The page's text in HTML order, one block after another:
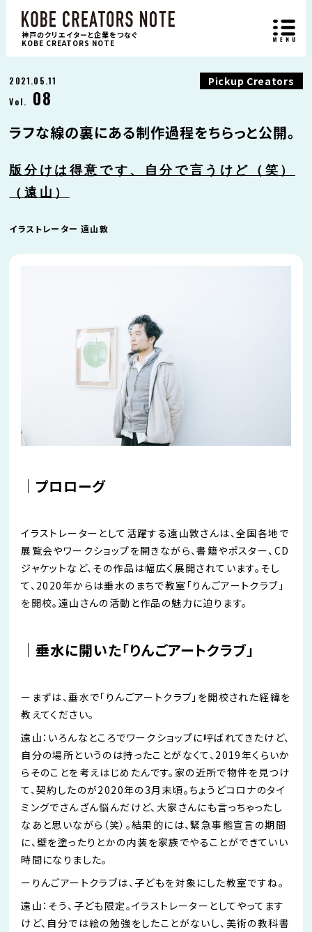
神戸のクリエイターと企業をつなぐ
KOBE CREATORS NOTE
Pickup Creators
2021.05.11
Vol.
08
ラフな線の裏にある制作過程をちらっと公開。
版分けは得意です、自分で言うけど（笑）
（遠山）
イラストレーター 遠山敦
｜プロローグ
イラストレーターとして活躍する遠山敦さんは、全国各地で
展覧会やワークショップを開きながら、書籍やポスター、 CD
ジャケットなど、その作品は幅広く展開されています。そし
て、 2020年からは垂水のまちで教室「りんごアートクラブ」
を開校。遠山さんの活動と作品の魅力に迫ります。
｜垂水に開いた「りんごアートクラブ」
ー まずは、垂水で「りんごアートクラブ」を開校された経緯を
教えてください。
遠山：いろんなところでワークショップに呼ばれてきたけど、
自分の場所というのは持ったことがなくて、 2019年くらいか
らそのことを考えはじめたんです。家の近所で物件を見つけ
て、契約したのが2020年の3月末頃。ちょうどコロナのタイ
ミングでさんざん悩んだけど、大家さんにも言っちゃったし
なあと思いながら（笑）。結果的には、緊急事態宣言の期間
に、壁を塗ったりとかの内装を家族でやることができていい
時間になりました。
ー りんごアートクラブは、子どもを対象にした教室ですね。
遠山：そう、子ども限定。イラストレーターとして やってます
けど、自分では絵の勉強をしたことがないし、美術の教科書